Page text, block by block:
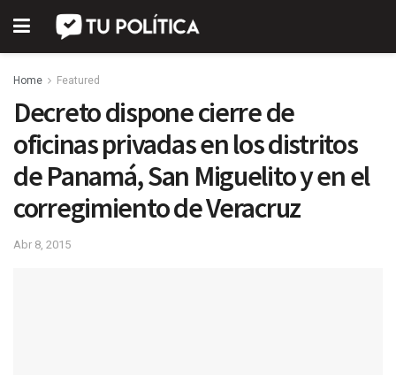
Home Featured
Decreto dispone cierre de
oficinas privadas en los distritos
de Panamá, San Miguelito y en el
corregimiento de Veracruz
Abr 8, 2015